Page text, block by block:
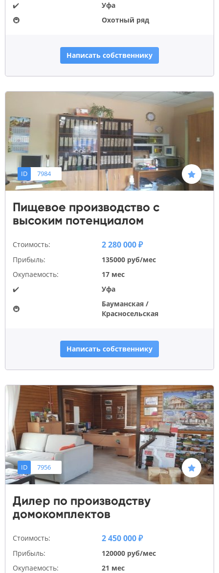
✔️
Уфа
🚇
Охотный ряд
Написать собственнику
ID 7984
Пищевое производство с
высоким потенциалом
Стоимость: 2 280 000 ₽
Прибыль:
135000 руб/мес
Окупаемость:
17 мес
✔️
Уфа
🚇
Бауманская /
Красносельская
Написать собственнику
ID 7956
Дилер по производству
домокомплектов
Стоимость: 2 450 000 ₽
Прибыль:
120000 руб/мес
Окупаемость:
21 мес